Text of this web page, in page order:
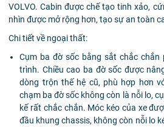
VOLVO. Cabin được chế tạo tinh xảo,
nhìn được mở rộng hơn, tạo sự an toàn
Chi tiết về ngoại thất:
Cụm ba đờ sốc bằng sắt chắc chắn
trình. Chiều cao ba đờ sốc được
dòng trộn thế hệ cũ, phù hợp hơn
chạm ba đờ sốc không còn là nỗi lo,
kế rất chắc chắn. Móc kéo của xe
đầu khung chassis, không còn nỗi lo